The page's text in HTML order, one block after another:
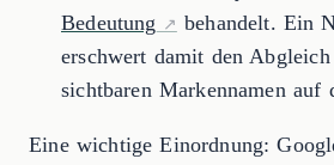
Bedeutung
behandelt. Ein
erschwert damit den
sichtbaren Markennamen auf
Eine wichtige Einordnung: